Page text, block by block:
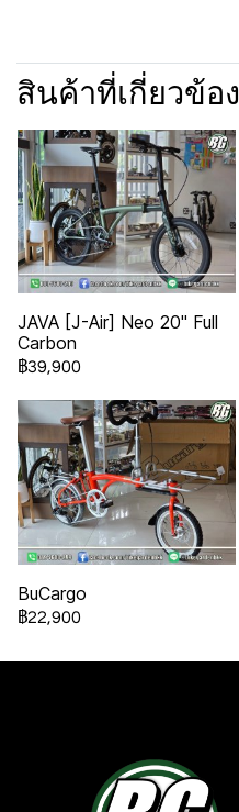
สินค้าที่เกี่ยวข้อง
JAVA [J-Air] Neo 20" Full
Carbon
฿39,900
BuCargo
฿22,900